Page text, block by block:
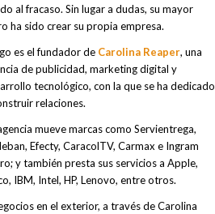
al fracaso. Sin lugar a dudas, su mayor
ha sido crear su propia empresa.
es el fundador de Carolina Reaper, una
de publicidad, marketing digital y
tecnológico, con la que se ha dedicado
relaciones.
mueve marcas como Servientrega,
Efecty, CaracolTV, Carmax e Ingram
y también presta sus servicios a Apple,
IBM, Intel, HP, Lenovo, entre otros.
en el exterior, a través de Carolina